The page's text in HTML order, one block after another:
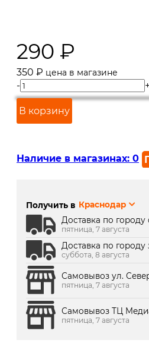
290 ₽
350 ₽ цена в магазине
- +
В корзину
Наличие в магазинах: 0
г. Краснодар, ТК
Получить в Краснодар
Доставка по городу
пятница, 7 августа
Доставка по городу
суббота, 8 августа
Самовывоз ул.
пятница, 7 августа
Самовывоз ТЦ
пятница, 7 августа